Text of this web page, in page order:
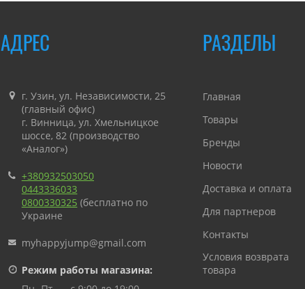
АДРЕС
г. Узин, ул. Независимости, 25
(главный офис)
г. Винница, ул. Хмельницкое
шоссе, 82 (производство
«Аналог»)
+380932503050
0443336033
0800330325 (бесплатно по
Украине
myhappyjump@gmail.com
Режим работы магазина:
РАЗДЕЛЫ
Главная
Товары
Бренды
Новости
Доставка и оплата
Для партнеров
Контакты
Условия возврата
товара